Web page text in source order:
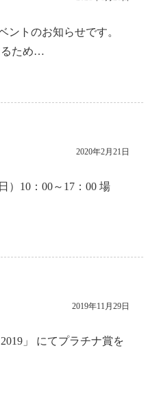
ントのお知らせです。
るため…
2020年2月21日
）10：00～17：00 場
2019年11月29日
」 にてプラチナ賞を